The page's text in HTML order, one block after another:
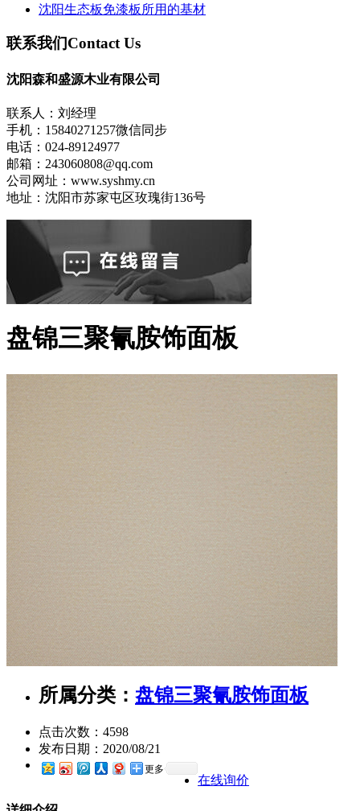
沈阳生态板免漆板所用的基材
联系我们Contact Us
沈阳森和盛源木业有限公司
联系人：刘经理
手机：15840271257微信同步
电话：024-89124977
邮箱：243060808@qq.com
公司网址：www.syshmy.cn
地址：沈阳市苏家屯区玫瑰街136号
盘锦三聚氰胺饰面板
所属分类： 盘锦三聚氰胺饰面板
点击次数： 4598
发布日期： 2020/08/21
更多
在线询价